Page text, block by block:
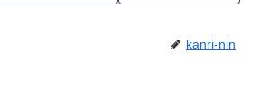
kanri-nin